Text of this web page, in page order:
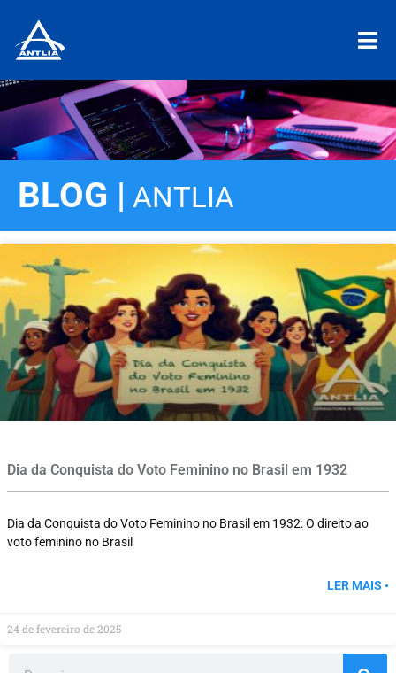
BLOG | ANTLIA
Dia da Conquista do Voto Feminino no Brasil em 1932
Dia da Conquista do Voto Feminino no Brasil em 1932: O direito ao
voto feminino no Brasil
LER MAIS •
24 de fevereiro de 2025